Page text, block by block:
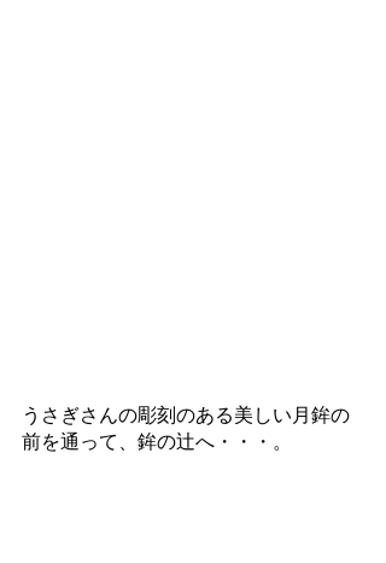
うさぎさんの彫刻のある美しい月鉾の
前を通って、鉾の辻へ・・・。